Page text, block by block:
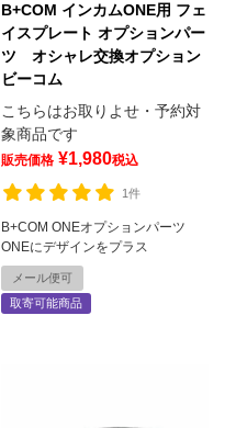
B+COM インカムONE用 フェ
イスプレート オプションパー
ツ オシャレ交換オプション
ビーコム
こちらはお取りよせ・予約対
象商品です
販売価格 ¥1,980税込
1件
B+COM ONEオプションパーツ
ONEにデザインをプラス
メール便可
取寄可能商品